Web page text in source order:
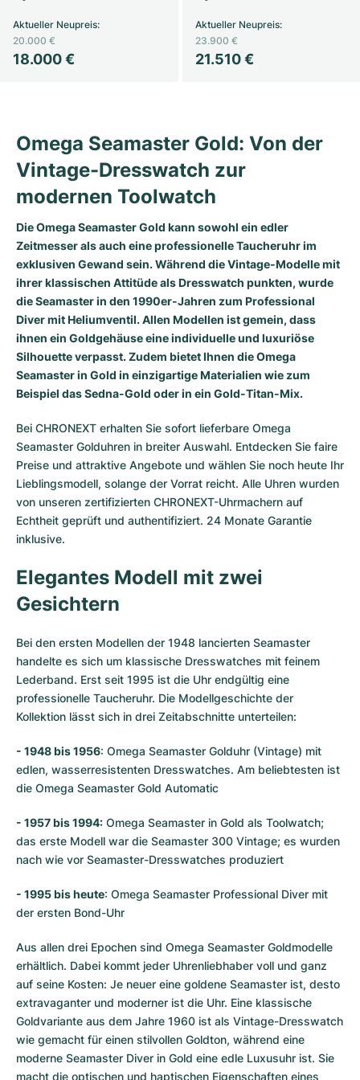
Milgauss
Oyster Perpetual
Yacht-Master II
Sea-Dweller
Submariner
Damenuhren
Ronde
Rotonde
Pasha
Tortue
Ballon Blanc
Roadster
Gebraucht
Damenuhren
Professional
Bentley
Cockpit
Chronospace
Galactic
Montbrillant
Gebraucht
Damenuhren
Formula 1
Grand Carrera
Damenuhren
Portofino
Portugieser
Aquatimer
Spitfire
Vintage
Gebraucht
Spirit of Big Bang
King Power
18.000 €
Aktueller Neupreis:
20.000 €
21.510 €
Aktueller Neupreis:
23.900 €
Omega Seamaster Gold: Von der
Vintage-Dresswatch zur
modernen Toolwatch
Die Omega Seamaster Gold kann sowohl ein edler
Zeitmesser als auch eine professionelle Taucheruhr im
exklusiven Gewand sein. Während die Vintage-Modelle mit
ihrer klassischen Attitüde als Dresswatch punkten, wurde
die Seamaster in den 1990er-Jahren zum Professional
Diver mit Heliumventil. Allen Modellen ist gemein, dass
ihnen ein Goldgehäuse eine individuelle und luxuriöse
Silhouette verpasst. Zudem bietet Ihnen die Omega
Seamaster in Gold in einzigartige Materialien wie zum
Beispiel das Sedna-Gold oder in ein Gold-Titan-Mix.
Bei CHRONEXT erhalten Sie sofort lieferbare Omega
Seamaster Golduhren in breiter Auswahl. Entdecken Sie faire
Preise und attraktive Angebote und wählen Sie noch heute Ihr
Lieblingsmodell, solange der Vorrat reicht. Alle Uhren wurden
von unseren zertifizierten CHRONEXT-Uhrmachern auf
Echtheit geprüft und authentifiziert. 24 Monate Garantie
inklusive.
Elegantes Modell mit zwei
Gesichtern
Bei den ersten Modellen der 1948 lancierten Seamaster
handelte es sich um klassische Dresswatches mit feinem
Lederband. Erst seit 1995 ist die Uhr endgültig eine
professionelle Taucheruhr. Die Modellgeschichte der
Kollektion lässt sich in drei Zeitabschnitte unterteilen:
- 1948 bis 1956: Omega Seamaster Golduhr (Vintage) mit
edlen, wasserresistenten Dresswatches. Am beliebtesten ist
die Omega Seamaster Gold Automatic
- 1957 bis 1994: Omega Seamaster in Gold als Toolwatch;
das erste Modell war die Seamaster 300 Vintage; es wurden
nach wie vor Seamaster-Dresswatches produziert
- 1995 bis heute: Omega Seamaster Professional Diver mit
der ersten Bond-Uhr
Aus allen drei Epochen sind Omega Seamaster Goldmodelle
erhältlich. Dabei kommt jeder Uhrenliebhaber voll und ganz
auf seine Kosten: Je neuer eine goldene Seamaster ist, desto
extravaganter und moderner ist die Uhr. Eine klassische
Goldvariante aus dem Jahre 1960 ist als Vintage-Dresswatch
wie gemacht für einen stilvollen Goldton, während eine
moderne Seamaster Diver in Gold eine edle Luxusuhr ist. Sie
macht die optischen und haptischen Eigenschaften eines